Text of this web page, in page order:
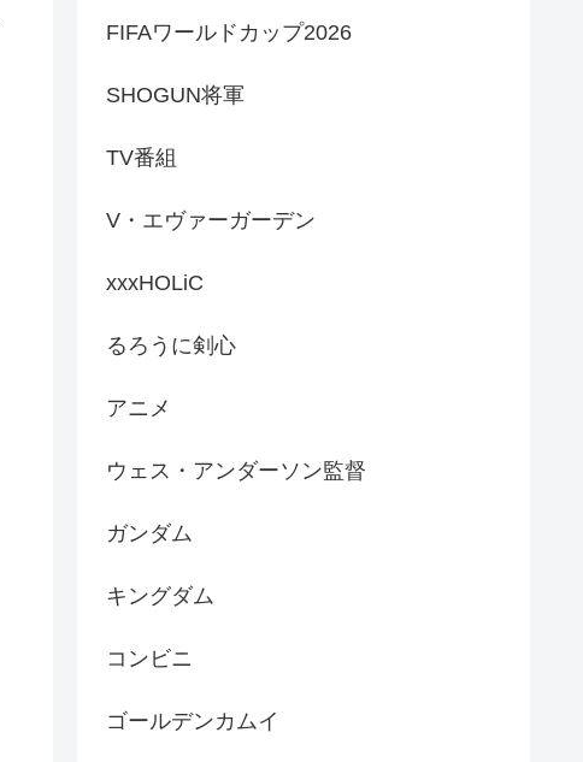
FIFAワールドカップ2026
SHOGUN将軍
TV番組
V・エヴァーガーデン
xxxHOLiC
るろうに剣心
アニメ
ウェス・アンダーソン監督
ガンダム
キングダム
コンビニ
ゴールデンカムイ